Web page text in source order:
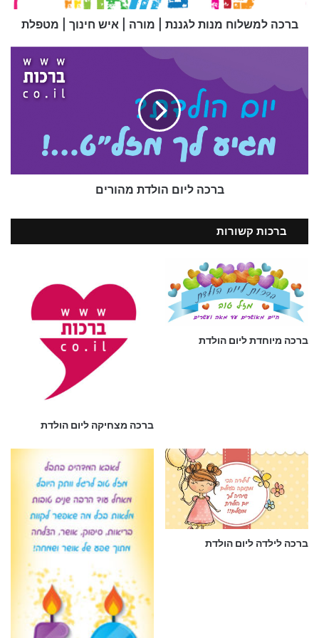
ברכה לסבתא ליום הולדת
בברכה מאחלים – אתר הברכות הישראלי
חינוך
ברכה למשלוח מנות לגננת | מורה | איש חינוך | מטפלת
מהורים
ברכה ליום הולדת מהורים
ברכות קשורות
ברכה מצחיקה ליום הולדת
ברכה מיוחדת ליום הולדת
ברכה לילדה ליום הולדת